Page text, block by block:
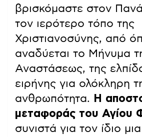
βρισκόμαστε στον
τον ιερότερο τόπο της
Χριστιανοσύνης, από
αναδύεται το Μήνυμα
Αναστάσεως, της
ειρήνης για ολόκληρη
ανθρωπότητα.
Η
μεταφοράς του Αγίου
συνιστά για τον ίδιο